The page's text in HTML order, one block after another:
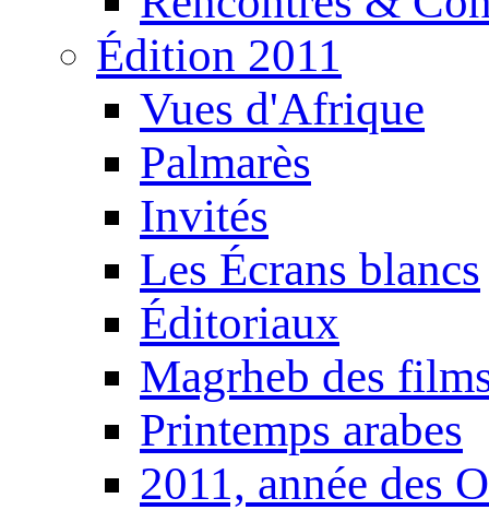
Édition 2011
Vues d'Afrique
Palmarès
Invités
Les Écrans blancs
Éditoriaux
Magrheb des
Printemps arabes
2011, année des